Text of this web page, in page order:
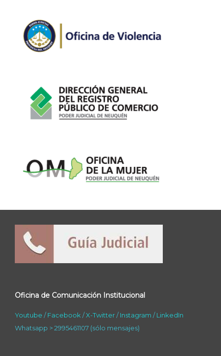
Oficina de Comunicación Institucional
Youtube /Facebook /X-Twitter/Instagram /LinkedIn
Whatsapp > 2995461107 (sólo mensajes)